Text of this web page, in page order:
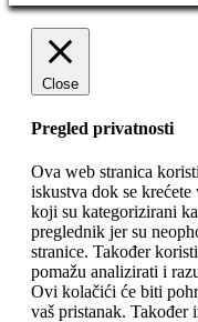
Close
Pregled privatnosti
Ova web stranica
iskustva dok se
koji su kategorizirani
preglednik jer su
stranice. Također
pomažu analizirati i
Ovi kolačići će biti
vaš pristanak. Također